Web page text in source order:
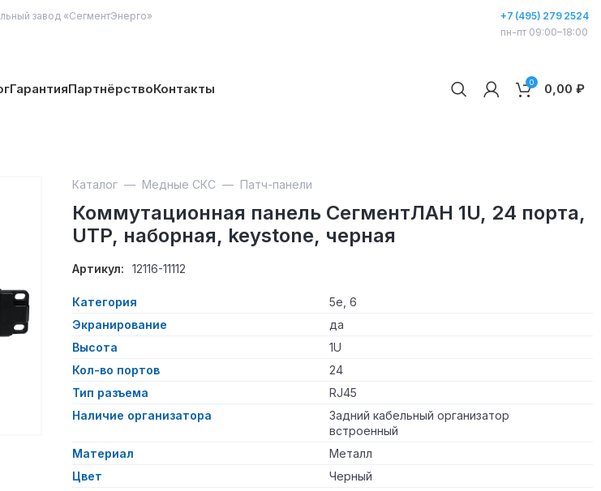
завод «СегментЭнерго»
+7 (495) 279 2524
пн-пт 09:00–18:00
ГарантияПартнёрствоКонтакты 0 0,00 ₽
Каталог — Медные СКС — Патч-панели
Коммутационная панель СегментЛАН 1U, 24 порта,
UTP, наборная, keystone, черная
Артикул: 12116-11112
Категория
5е, 6
Экранирование
да
Высота
1U
Кол-во портов
24
Тип разъема
RJ45
Наличие организатора
Задний кабельный организатор
встроенный
Материал
Металл
Цвет
Черный